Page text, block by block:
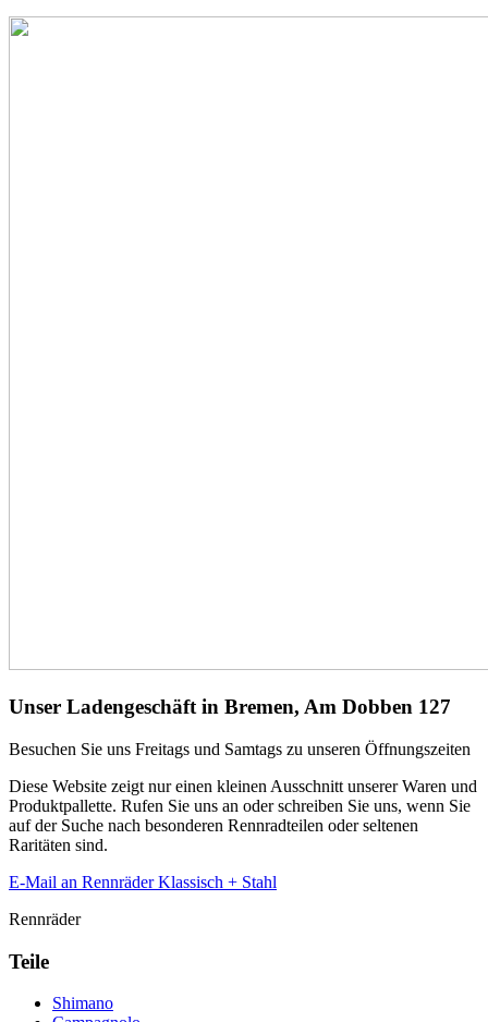
Unser Ladengeschäft in Bremen, Am Dobben 127
Besuchen Sie uns Freitags und Samtags zu unseren Öffnungszeiten
Diese Website zeigt nur einen kleinen Ausschnitt unserer Waren und
Produktpallette. Rufen Sie uns an oder schreiben Sie uns, wenn Sie
auf der Suche nach besonderen Rennradteilen oder seltenen
Raritäten sind.
E-Mail an Rennräder Klassisch + Stahl
Rennräder
Teile
Shimano